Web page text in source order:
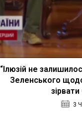
“Ілюзій не
Зеленського
3